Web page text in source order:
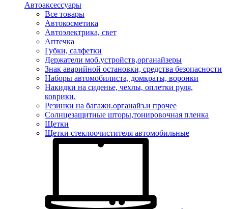
Автоаксессуары
Все товары
Автокосметика
Автоэлектрика, свет
Аптечка
Губки, салфетки
Держатели моб.устройств,органайзеры
Знак аварийной остановки, средства безопасности
Наборы автомобилиста, домкраты, воронки
Накидки на сиденье, чехлы, оплетки руля,
коврики.
Резинки на багажн.органайз.и прочее
Солнцезащитные шторы,тонировочная пленка
Щетки
Щетки стеклоочистителя автомобильные